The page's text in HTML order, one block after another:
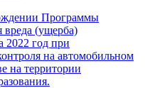
Программы
вреда (ущерба)
2022 год при
на автомобильном
на территории